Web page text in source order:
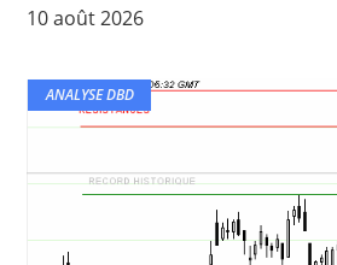
10 août 2026
ANALYSE DBD